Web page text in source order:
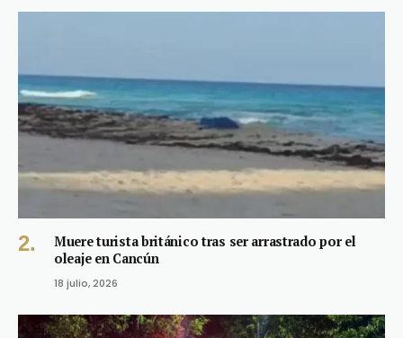
Muere turista británico tras ser arrastrado por el
oleaje en Cancún
18 julio, 2026